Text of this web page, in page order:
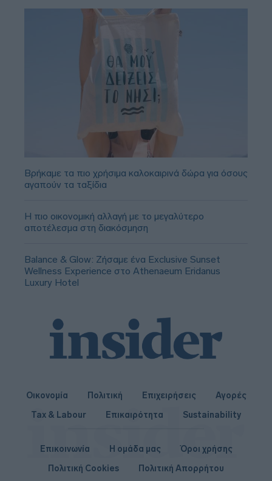
Βρήκαμε τα πιο χρήσιμα καλοκαιρινά δώρα για όσους
αγαπούν τα ταξίδια
Η πιο οικονομική αλλαγή με το μεγαλύτερο
αποτέλεσμα στη διακόσμηση
Balance & Glow: Ζήσαμε ένα Exclusive Sunset
Wellness Experience στο Athenaeum Eridanus
Luxury Hotel
Οικονομία Πολιτική Επιχειρήσεις
Αγορές
Tax & Labour
Επικαιρότητα Sustainability
Επικοινωνία Η ομάδα μας
Όροι χρήσης
Πολιτική Cookies
Πολιτική Απορρήτου